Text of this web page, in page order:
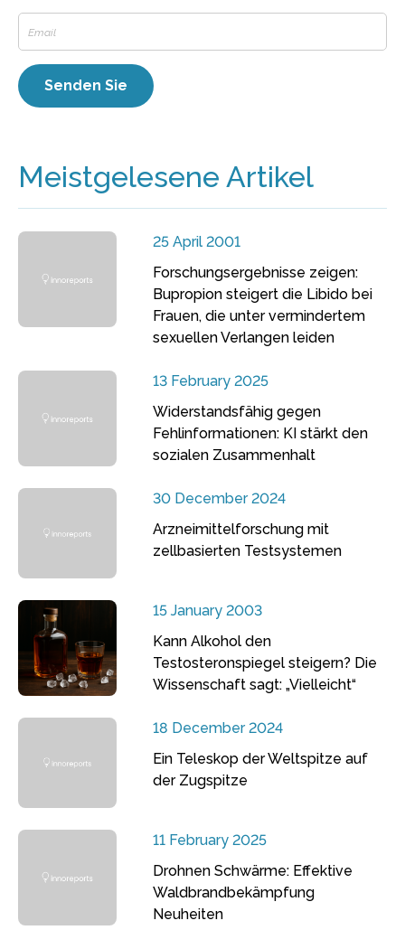
Meistgelesene Artikel
25 April 2001
Forschungsergebnisse zeigen:
Bupropion steigert die Libido bei
Frauen, die unter vermindertem
sexuellen Verlangen leiden
13 February 2025
Widerstandsfähig gegen
Fehlinformationen: KI stärkt den
sozialen Zusammenhalt
30 December 2024
Arzneimittelforschung mit
zellbasierten Testsystemen
15 January 2003
Kann Alkohol den
Testosteronspiegel steigern? Die
Wissenschaft sagt: „Vielleicht“
18 December 2024
Ein Teleskop der Weltspitze auf
der Zugspitze
11 February 2025
Drohnen Schwärme: Effektive
Waldbrandbekämpfung
Neuheiten